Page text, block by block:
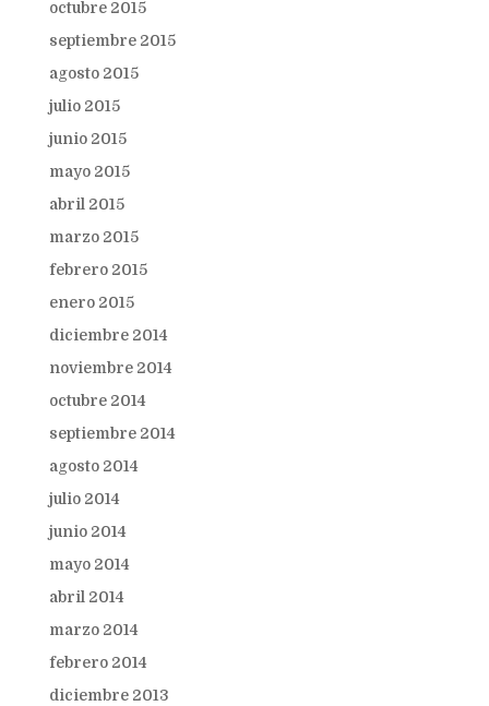
octubre 2015
septiembre 2015
agosto 2015
julio 2015
junio 2015
mayo 2015
abril 2015
marzo 2015
febrero 2015
enero 2015
diciembre 2014
noviembre 2014
octubre 2014
septiembre 2014
agosto 2014
julio 2014
junio 2014
mayo 2014
abril 2014
marzo 2014
febrero 2014
diciembre 2013